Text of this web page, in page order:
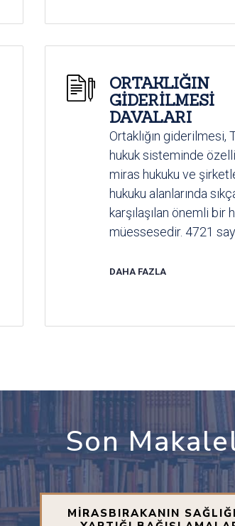
ORTAKLIĞIN
GİDERİLMESİ
DAVALARI
Ortaklığın giderilmesi,
hukuk sisteminde
miras hukuku ve
hukuku alanlarında
karşılaşılan önemli bir
müessesedir. 4721
DAHA FAZLA
Son
MİRASBIRAKANIN